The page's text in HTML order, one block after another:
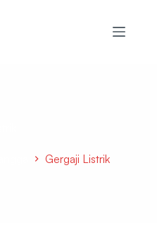
Gergaji Listrik